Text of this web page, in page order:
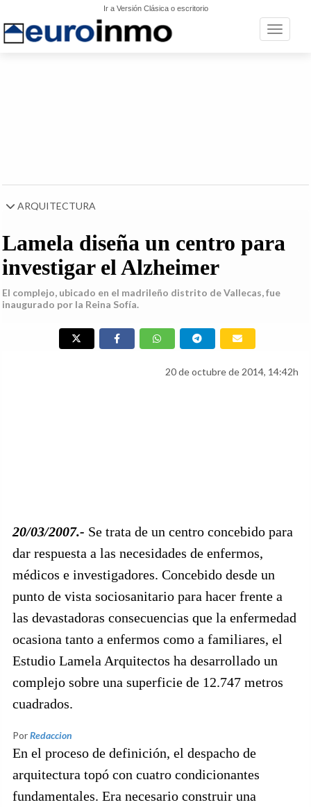
Ir a Versión Clásica o escritorio
Toggle
ARQUITECTURA
Lamela diseña un centro para
investigar el Alzheimer
El complejo, ubicado en el madrileño distrito de Vallecas, fue
inaugurado por la Reina Sofía.
20 de octubre de 2014, 14:42h
20/03/2007.- Se trata de un centro concebido para
dar respuesta a las necesidades de enfermos,
médicos e investigadores. Concebido desde un
punto de vista sociosanitario para hacer frente a
las devastadoras consecuencias que la enfermedad
ocasiona tanto a enfermos como a familiares, el
Estudio Lamela Arquitectos ha desarrollado un
complejo sobre una superficie de 12.747 metros
cuadrados.
PorRedaccion
En el proceso de definición, el despacho de
arquitectura topó con cuatro condicionantes
fundamentales. Era necesario construir una